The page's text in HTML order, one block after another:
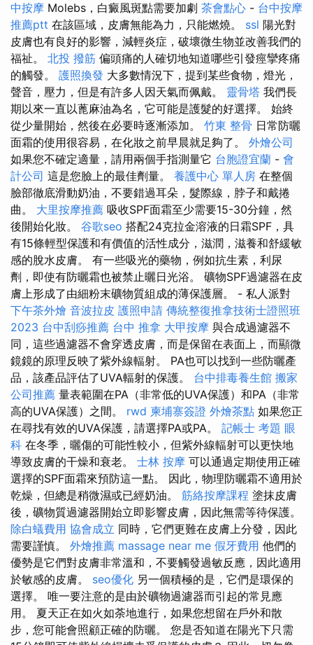
中按摩 Molebs，白癜風斑點需要加劇 茶會點心 - 台中按摩
推薦ptt 在該區域，皮膚無能為力，只能燃燒。 ssl 陽光對
皮膚也有良好的影響，減輕炎症，破壞微生物並改善我們的
福祉。 北投 撥筋 偏頭痛的人確切地知道哪些引發痙攣疼痛
的觸發。 護照換發 大多數情況下，提到某些食物，燈光，
聲音，壓力，但是有許多人因天氣而佩戴。 靈骨塔 我們長
期以來一直以蓖麻油為名，它可能是護髮的好選擇。 始終
從少量開始，然後在必要時逐漸添加。 竹東 整骨 日常防曬
面霜的使用很容易，在化妝之前早晨就足夠了。 外燴公司
如果您不確定適量，請用兩個手指測量它 台胞證宜蘭 - 會
計公司 這是您臉上的最佳劑量。 養護中心 單人房 在整個
臉部徹底滑動奶油，不要錯過耳朵，髮際線，脖子和戴捲
曲。 大里按摩推薦 吸收SPF面霜至少需要15-30分鐘，然
後開始化妝。 谷歌seo 搭配24克拉金溶液的日霜SPF，具
有15條輕型保護和有價值的活性成分，滋潤，滋養和舒緩敏
感的脫水皮膚。 有一些吸光的藥物，例如抗生素，利尿
劑，即使有防曬霜也被禁止曬日光浴。 礦物SPF過濾器在皮
膚上形成了由細粉末礦物質組成的薄保護層。 - 私人派對
下午茶外燴 音波拉皮 護照申請 傳統整復推拿技術士證照班
2023 台中刮痧推薦 台中 推拿 大甲按摩 與合成過濾器不
同，這些過濾器不會穿透皮膚，而是保留在表面上，而顯微
鏡鏡的原理反映了紫外線輻射。 PA也可以找到一些防曬產
品，該產品評估了UVA輻射的保護。 台中排毒養生館 搬家
公司推薦 量表範圍在PA（非常低的UVA保護）和PA（非常
高的UVA保護）之間。 rwd 柬埔寨簽證 外燴茶點 如果您正
在尋找有效的UVA保護，請選擇PA或PA。 記帳士 考題 眼
科 在冬季，曬傷的可能性較小，但紫外線輻射可以更快地
導致皮膚的干燥和衰老。 士林 按摩 可以通過定期使用正確
選擇的SPF面霜來預防這一點。 因此，物理防曬霜不適用於
乾燥，但總是稍微濕或已經奶油。 筋絡按摩課程 塗抹皮膚
後，礦物質過濾器開始立即影響皮膚，因此無需等待保護。
除白蟻費用 協會成立 同時，它們更難在皮膚上分發，因此
需要謹慎。 外燴推薦 massage near me 假牙費用 他們的
優勢是它們對皮膚非常溫和，不要觸發過敏反應，因此適用
於敏感的皮膚。 seo優化 另一個積極的是，它們是環保的
選擇。 唯一要注意的是由於礦物過濾器而引起的常見應
用。 夏天正在如火如荼地進行，如果您想留在戶外和散
步，您可能會照顧正確的防曬。 您是否知道在陽光下只需